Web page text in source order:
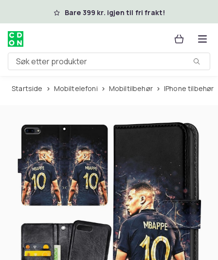
Hopp til hovedinnholdBare 399 kr. igjen til fri frakt!
Søk etter produkter
Startside Mobiltelefoni Mobiltilbehør iPhone tilbehør